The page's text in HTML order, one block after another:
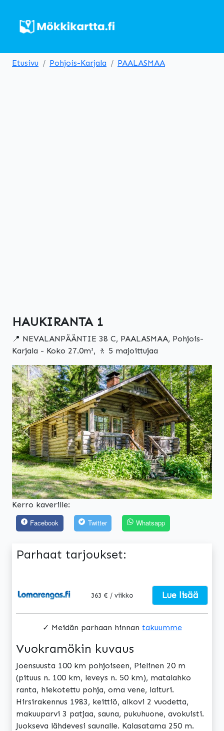
Etusivu Pohjois-Karjala PAALASMAA
HAUKIRANTA 1
📍 NEVALANPÄÄNTIE 38 C, PAALASMAA, Pohjois-
Karjala - Koko 27.0m², 🚶 5 majoittujaa
Edellinen
Kerro kaverille:
Facebook
Twitter Whatsapp
Parhaat tarjoukset:
363 € / viikko Lue lisää
✓ Meidän parhaan hinnan takuumme
Vuokramökin kuvaus
Joensuusta 100 km pohjoiseen, Pielinen 20 m
(pituus n. 100 km, leveys n. 50 km), matalahko
ranta, hiekotettu pohja, oma vene, laituri.
Hirsirakennus 1983, keittiö, alkovi 2 vuodetta,
makuuparvi 3 patjaa, sauna, pukuhuone, avokuisti.
Juokseva lähdevesi saunalle. Kalasatama 250 m.